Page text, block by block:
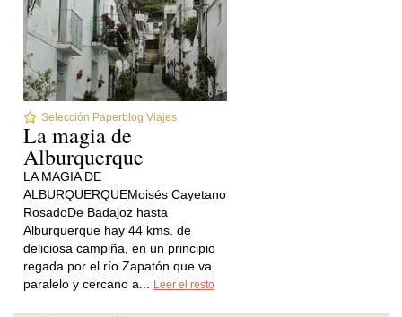
Selección Paperblog Viajes
La magia de
Alburquerque
LA MAGIA DE
ALBURQUERQUEMoisés Cayetano
RosadoDe Badajoz hasta
Alburquerque hay 44 kms. de
deliciosa campiña, en un principio
regada por el río Zapatón que va
paralelo y cercano a...
Leer el resto